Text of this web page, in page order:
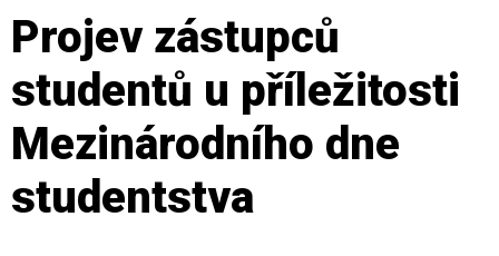
Projev zástupců
studentů u příležitosti
Mezinárodního dne
studentstva